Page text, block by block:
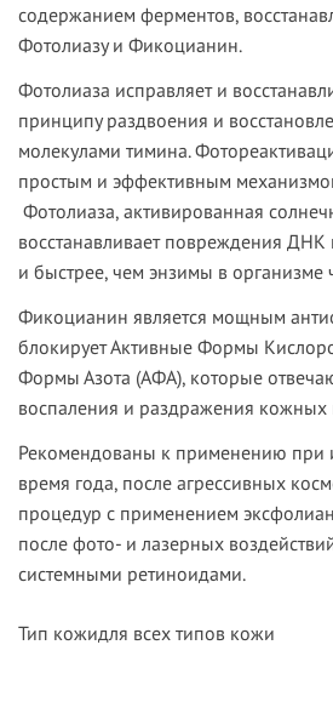
содержанием ферментов,
Фотолиазу и Фикоцианин.
Фотолиаза исправляет и
принципу раздвоения и
молекулами тимина.
простым и эффективным
Фотолиаза, активированная
восстанавливает повреждения
и быстрее, чем энзимы в организме
Фикоцианин является мощным
блокирует Активные Формы
Формы Азота (АФА), которые
воспаления и раздражения кожных
Рекомендованы к применению при
время года, после агрессивных
процедур с применением
после фото- и лазерных
системными ретиноидами.
Тип кожидля всех типов кожи